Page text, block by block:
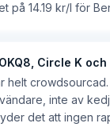
på 14.19 kr/l för
Circle K och
helt crowdsourcad.
inte av
det att ingen